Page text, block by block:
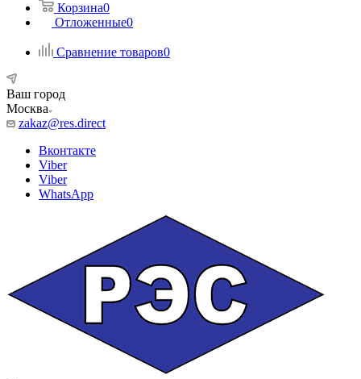
Корзина0
Отложенные0
Сравнение товаров0
Ваш город
Москва
zakaz@res.direct
Вконтакте
Viber
Viber
WhatsApp